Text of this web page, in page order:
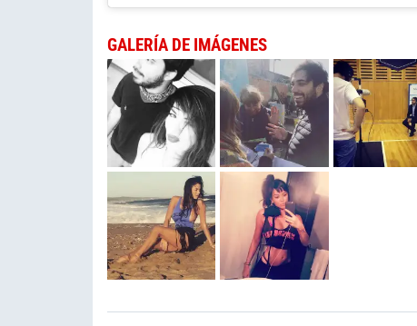
GALERÍA DE IMÁGENES